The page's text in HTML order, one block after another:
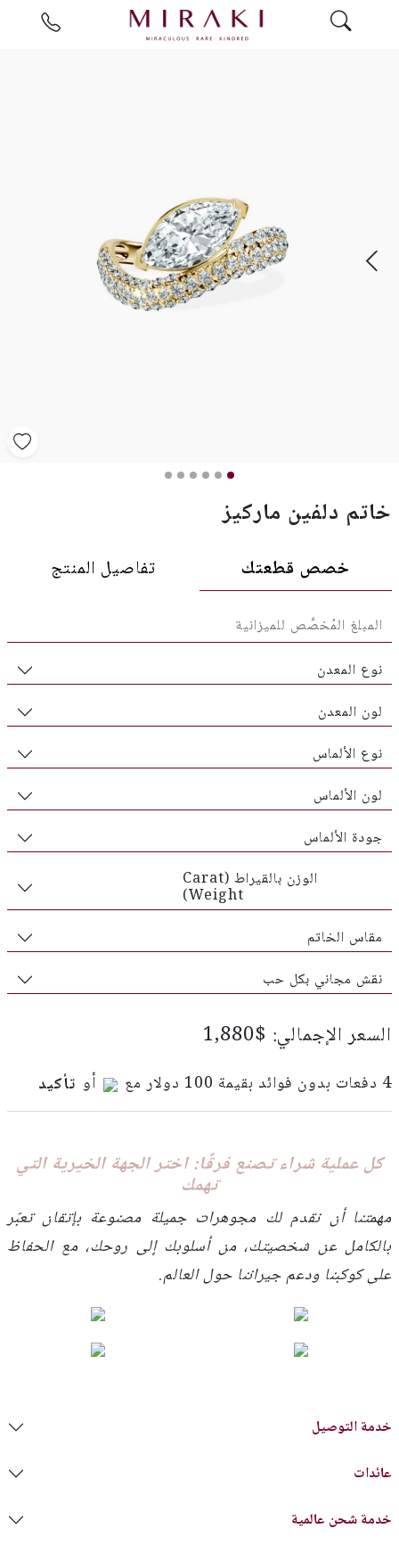
خاتم دلفين ماركيز
خصص قطعتك تفاصيل المنتج
نوع المعدن
لون المعدن
نوع الألماس
لون الألماس
جودة الألماس
الوزن بالقيراط (Carat
Weight)
مقاس الخاتم
نقش مجاني بكل حب
السعر الإجمالي: $1,880
4 دفعات بدون فوائد بقيمة 100 دولار مع أو تأكيد
كل عملية شراء تصنع فرقًا: اختر الجهة الخيرية التي
تهمك
مهمتنا أن نقدم لك مجوهرات جميلة مصنوعة بإتقان تعبّر
بالكامل عن شخصيتك، من أسلوبك إلى روحك، مع الحفاظ
على كوكبنا ودعم جيراننا حول العالم.
خدمة التوصيل
عائدات
خدمة شحن عالمية